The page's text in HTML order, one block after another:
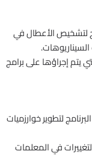
لتشخيص الأعطال في
يتم إجراؤها على برامج
لتطوير خوارزميات
في المعلمات